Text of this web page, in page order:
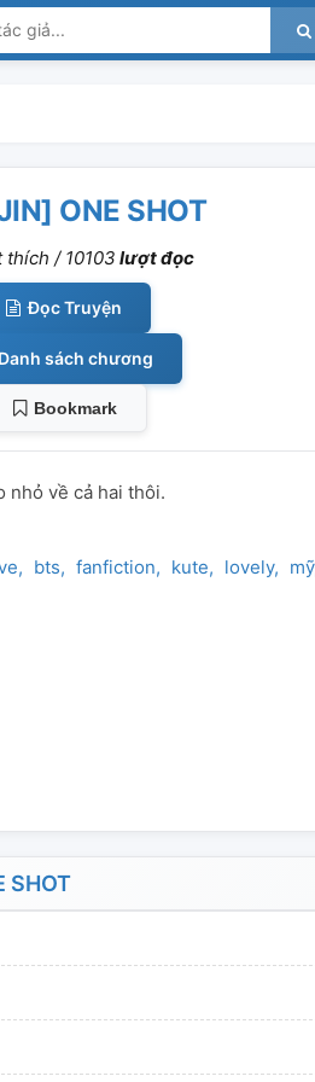
ONE SHOT
thích / 10103 lượt đọc
Đọc Truyện
Danh sách chương
Bookmark
nhỏ về cả hai thôi.
bts fanfiction kute lovely mỹ
SHOT